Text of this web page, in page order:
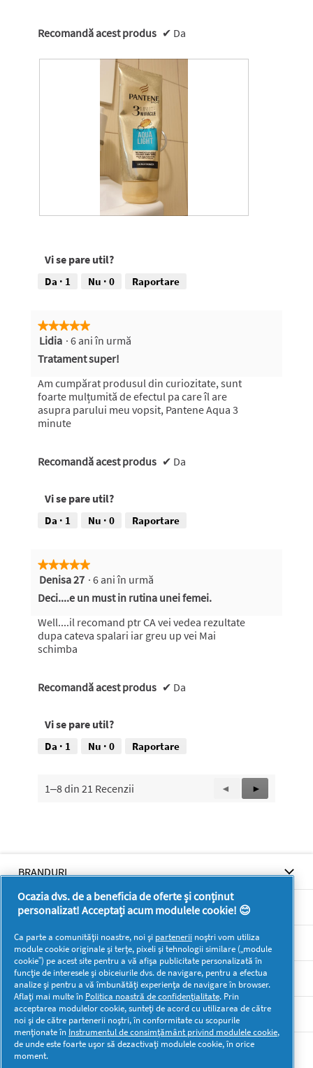
Recomandă acest produs ✔ Da
m
m
e
u
r
e
f
e
t
o
i
e
A
e
a
s
t
c
u
n
d
e
s
h
i
d
n
a
o
o
Vi se pare util?
Da · 1 Nu · 0 Raportare
★★★★★
★★★★★
5
5
stele.
Lidia · 6 ani în urmă
Tratament super!
Am cumpărat produsul din curiozitate, sunt
foarte mulțumită de efectul pa care îl are
asupra parului meu vopsit, Pantene Aqua 3
minute
Recomandă acest produs ✔ Da
Vi se pare util?
Da · 1 Nu · 0 Raportare
★★★★★
★★★★★
5
5
stele.
Denisa 27 · 6 ani în urmă
Deci....e un must in rutina unei femei.
Well....il recomand ptr CA vei vedea rezultate
dupa cateva spalari iar greu up vei Mai
schimba
Recomandă acest produs ✔ Da
Vi se pare util?
Da · 1 Nu · 0 Raportare
1–8 din 21 Recenzii
Înapoi
Reviews
◄
Înainte
Reviews
►
BRANDURI
BRANDURI
SUPORT
SECŢIUNI
DOCUMENTE LEGALE DETERGENTI SA
Mai multă inspirație
Ocazia dvs. de a beneficia de oferte și conținut
personalizat! Acceptați acum modulele cookie! 😊
Ca parte a comunității noastre, noi și partenerii noștri vom utiliza
module cookie originale și terțe, pixeli și tehnologii similare („module
cookie”) pe acest site pentru a vă afișa publicitate personalizată în
funcție de interesele și obiceiurile dvs. de navigare, pentru a efectua
analize și pentru a vă îmbunătăți experiența de navigare în browser.
Aflați mai multe în Politica noastră de confidențialitate. Prin
acceptarea modulelor cookie, sunteți de acord cu utilizarea de către
noi și de către partenerii noștri, în conformitate cu scopurile
menționate în Instrumentul de consimțământ privind modulele cookie,
de unde este foarte ușor să dezactivați modulele cookie, în orice
moment.